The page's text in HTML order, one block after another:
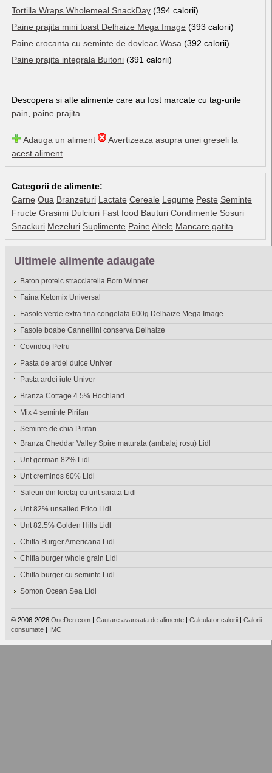
Tortilla Wraps Wholemeal SnackDay (394 calorii)
Paine prajita mini toast Delhaize Mega Image (393 calorii)
Paine crocanta cu seminte de dovleac Wasa (392 calorii)
Paine prajita integrala Buitoni (391 calorii)
Descopera si alte alimente care au fost marcate cu tag-urile
pain
paine prajita
Adauga un aliment
Avertizeaza asupra unei greseli la
acest aliment
Categorii de alimente:
Carne Oua Branzeturi Lactate Cereale Legume Peste Seminte
Fructe Grasimi Dulciuri Fast food Bauturi Condimente Sosuri
Snackuri Mezeluri Suplimente Paine Altele Mancare gatita
Ultimele alimente adaugate
Baton proteic stracciatella Born Winner
Faina Ketomix Universal
Fasole verde extra fina congelata 600g Delhaize Mega Image
Fasole boabe Cannellini conserva Delhaize
Covridog Petru
Pasta de ardei dulce Univer
Pasta ardei iute Univer
Branza Cottage 4.5% Hochland
Mix 4 seminte Pirifan
Seminte de chia Pirifan
Branza Cheddar Valley Spire maturata (ambalaj rosu) Lidl
Unt german 82% Lidl
Unt creminos 60% Lidl
Saleuri din foietaj cu unt sarata Lidl
Unt 82% unsalted Frico Lidl
Unt 82.5% Golden Hills Lidl
Chifla Burger Americana Lidl
Chifla burger whole grain Lidl
Chifla burger cu seminte Lidl
Somon Ocean Sea Lidl
© 2006-2026 OneDen.com | Cautare avansata de alimente | Calculator calorii | Calorii
consumate | IMC